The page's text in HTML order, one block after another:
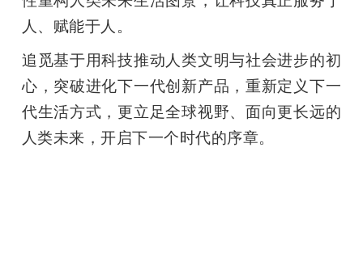
人、赋能于人。
追觅基于用科技推动人类文明与社会进步的初
心，突破进化下一代创新产品，重新定义下一
代生活方式，更立足全球视野、面向更长远的
人类未来，开启下一个时代的序章。